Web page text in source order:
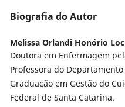
Biografia do Autor
Melissa Orlandi Honório
Doutora em Enfermagem
Professora do
Graduação em Gestão do
Federal de Santa Catarina.